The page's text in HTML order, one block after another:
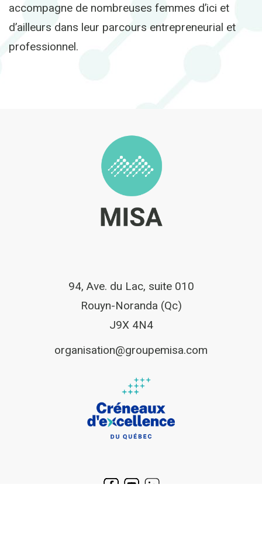
accompagne de nombreuses femmes d’ici et
d’ailleurs dans leur parcours entrepreneurial et
professionnel.
94, Ave. du Lac, suite 010
Rouyn-Noranda (Qc)
J9X 4N4
organisation@groupemisa.com